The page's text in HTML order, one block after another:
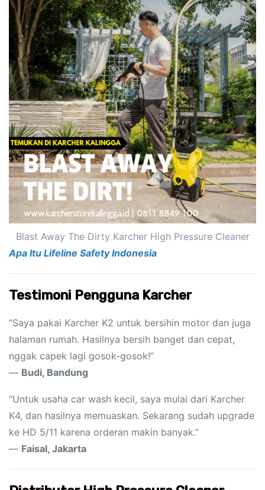
Blast Away The Dirty Karcher High Pressure Cleaner
Apa Itu Lifeline Safety Indonesia
Testimoni Pengguna Karcher
“Saya pakai Karcher K2 untuk bersihin motor dan juga
halaman rumah. Hasilnya bersih banget dan cepat,
nggak capek lagi gosok-gosok!”
— Budi, Bandung
“Untuk usaha car wash kecil, saya mulai dari Karcher
K4, dan hasilnya memuaskan. Sekarang sudah upgrade
ke HD 5/11 karena orderan makin banyak.”
— Faisal, Jakarta